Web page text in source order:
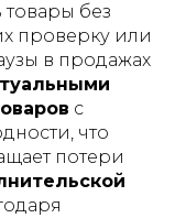
товары без
проверку или
в продажах
с
что
потери